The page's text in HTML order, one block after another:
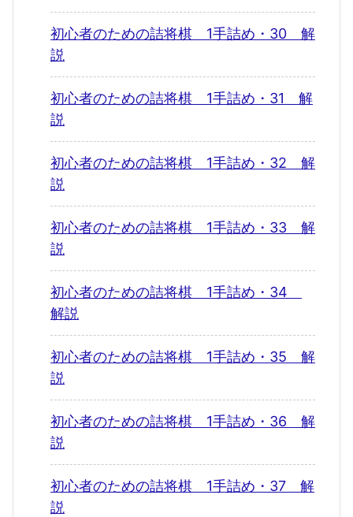
初心者のための詰将棋 1手詰め・30 解
説
初心者のための詰将棋 1手詰め・31 解
説
初心者のための詰将棋 1手詰め・32 解
説
初心者のための詰将棋 1手詰め・33 解
説
初心者のための詰将棋 1手詰め・34
解説
初心者のための詰将棋 1手詰め・35 解
説
初心者のための詰将棋 1手詰め・36 解
説
初心者のための詰将棋 1手詰め・37 解
説